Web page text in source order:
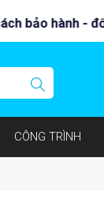
nhất !
CÔNG TRÌNH